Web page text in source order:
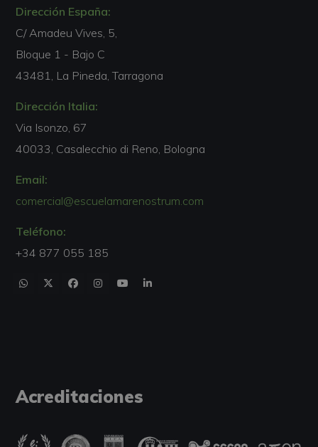
Dirección España:
C/ Amadeu Vives, 5,
Bloque 1 - Bajo C
43481, La Pineda, Tarragona
Dirección Italia:
Via Isonzo, 67
40033, Casalecchio di Reno, Bologna
Email:
comercial@escuelamarenostrum.com
Teléfono:
+34 877 055 185
Acreditaciones